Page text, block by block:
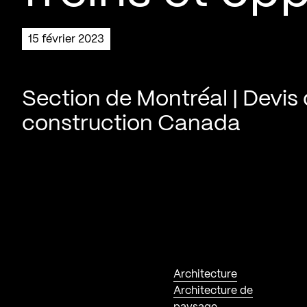
15 février 2023
Section de Montréal | Devis
construction Canada
Architecture
Architecture de